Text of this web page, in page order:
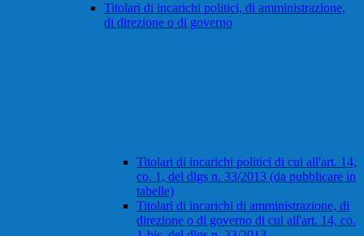
Titolari di incarichi politici, di amministrazione,
di direzione o di governo
Titolari di incarichi politici di cui all'art. 14,
co. 1, del dlgs n. 33/2013 (da pubblicare in
tabelle)
Titolari di incarichi di amministrazione, di
direzione o di governo di cui all'art. 14, co.